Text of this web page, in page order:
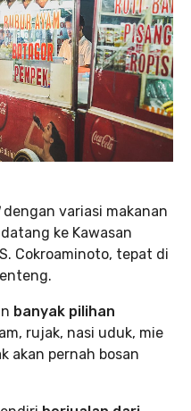
dengan variasi makanan
ke Kawasan
Cokroaminoto, tepat di
banyak pilihan
rujak, nasi uduk, mie
akan pernah bosan